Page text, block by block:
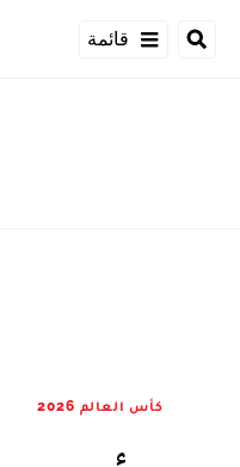
قائمة
كأس العالم 2026